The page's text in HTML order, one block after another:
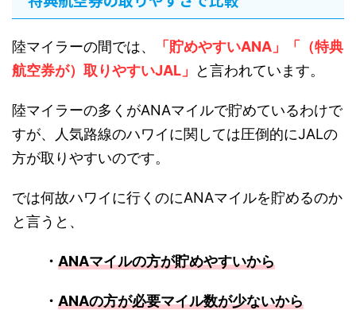
陸マイラーの間では、
「貯めやすいANA」「（特典
航空券が）取りやすいJAL」
と言われています。
陸マイラーの多くがANAマイルで貯めているわけで
すが、人気路線のハワイに関しては圧倒的にJALの
方が取りやすいのです。
では何故ハワイに行くのにANAマイルを貯めるのか
と言うと、
・ ANAマイルの方が貯めやすいから
・ ANAの方が必要マイル数が少ないから